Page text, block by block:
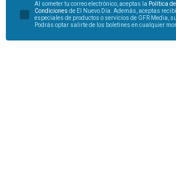
Al someter tu correo electrónico, aceptas la Política
Condiciones de El Nuevo Día. Además, aceptas
especiales de productos o servicios de GFR Media,
Podrás optar salirte de los boletines en cualquier